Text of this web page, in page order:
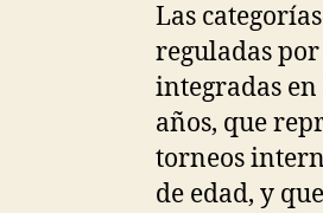
Las
reguladas
integradas
años, que
torneos
de edad, y